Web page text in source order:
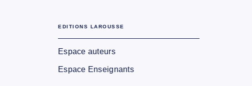
EDITIONS LAROUSSE
Espace auteurs
Espace Enseignants